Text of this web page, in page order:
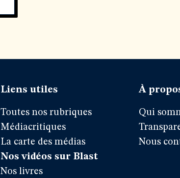
Liens utiles
Toutes nos rubriques
Médiacritiques
La carte des médias
Nos vidéos sur Blast
Nos livres
À
Qui
Nous